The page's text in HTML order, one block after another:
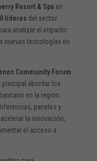
Resort & Spa en
líderes del sector
analizar el impacto
nuevas tecnologías en
Community Forum
abordar los
en la región.
paneles y
la innovación,
el acceso a